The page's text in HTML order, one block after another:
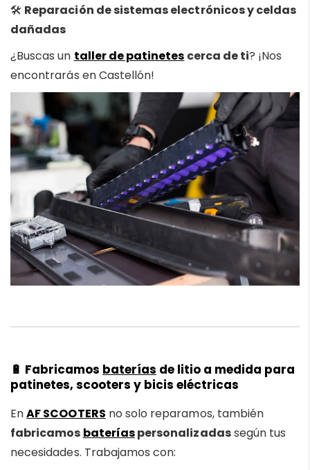
🛠️ Reparación de sistemas electrónicos y celdas
dañadas
¿Buscas un taller de patinetes cerca de ti? ¡Nos
encontrarás en Castellón!
🔋 Fabricamos baterías de litio a medida para
patinetes, scooters y bicis eléctricas
EnAF SCOOTERS no solo reparamos, también
fabricamos bateríaspersonalizadassegún tus
necesidades. Trabajamos con: